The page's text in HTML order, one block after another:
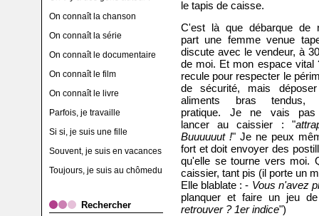
On connaît la chanson
On connaît la série
On connaît le documentaire
On connaît le film
On connaît le livre
Parfois, je travaille
Si si, je suis une fille
Souvent, je suis en vacances
Toujours, je suis au chômedu
Rechercher
le tapis de caisse.
C'est là que débarque de
part une femme venue
discute avec le vendeur, à
de moi. Et mon espace vital
recule pour respecter le
de sécurité, mais
aliments bras tendus,
pratique. Je ne vais
lancer au caissier : "
Buuuuuut !" Je ne peux
fort et doit envoyer des
qu'elle se tourne vers moi.
caissier, tant pis (il porte un
Elle blablate : - Vous n'avez
planquer et faire un jeu
retrouver ? 1er indice")